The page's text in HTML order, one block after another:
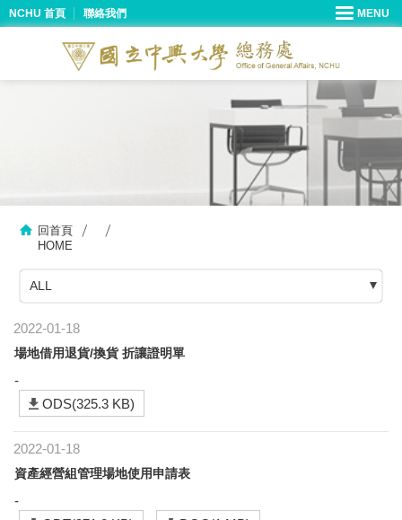
NCHU 首頁 聯絡我們
回首頁
HOME
ALL
2022-01-18
場地借用退貨/換貨 折讓證明單
-
ODS(325.3 KB)
2022-01-18
資產經營組管理場地使用申請表
-